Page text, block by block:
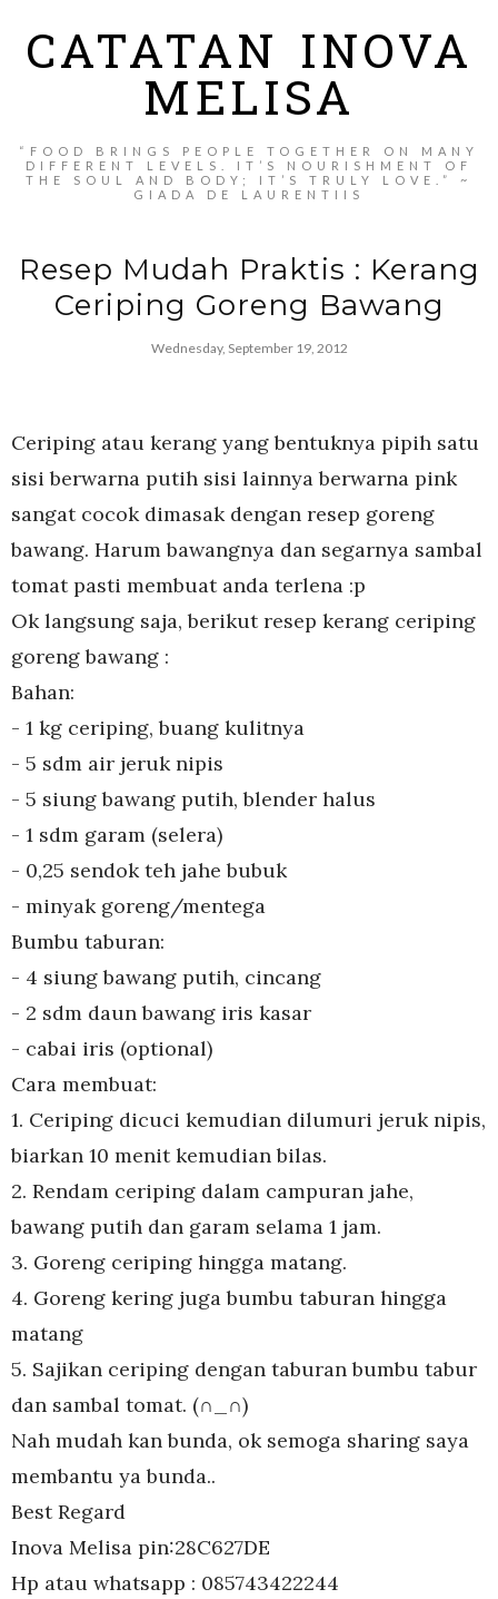
CATATAN INOVA
MELISA
“FOOD BRINGS PEOPLE TOGETHER ON MANY
DIFFERENT LEVELS. IT’S NOURISHMENT OF
THE SOUL AND BODY; IT’S TRULY LOVE.” ~
GIADA DE LAURENTIIS
Resep Mudah Praktis : Kerang
Ceriping Goreng Bawang
Wednesday, September 19, 2012
Ceriping atau kerang yang bentuknya pipih satu
sisi berwarna putih sisi lainnya berwarna pink
sangat cocok dimasak dengan resep goreng
bawang. Harum bawangnya dan segarnya sambal
tomat pasti membuat anda terlena :p
Ok langsung saja, berikut resep kerang ceriping
goreng bawang :
Bahan:
- 1 kg ceriping, buang kulitnya
- 5 sdm air jeruk nipis
- 5 siung bawang putih, blender halus
- 1 sdm garam (selera)
- 0,25 sendok teh jahe bubuk
- minyak goreng/mentega
Bumbu taburan:
- 4 siung bawang putih, cincang
- 2 sdm daun bawang iris kasar
- cabai iris (optional)
Cara membuat:
1. Ceriping dicuci kemudian dilumuri jeruk nipis,
biarkan 10 menit kemudian bilas.
2. Rendam ceriping dalam campuran jahe,
bawang putih dan garam selama 1 jam.
3. Goreng ceriping hingga matang.
4. Goreng kering juga bumbu taburan hingga
matang
5. Sajikan ceriping dengan taburan bumbu tabur
dan sambal tomat. (∩_∩)
Nah mudah kan bunda, ok semoga sharing saya
membantu ya bunda..
Best Regard
Inova Melisa pin:28C627DE
Hp atau whatsapp : 085743422244